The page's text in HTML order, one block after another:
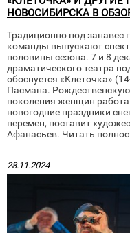
НОВОСИБИРСКА В
Традиционно под занавес
команды выпускают
половины сезона. 7 и 8
драматического театра
обоснуется «Клеточка»
Пасмана.
поколения женщин
новогодние праздники
перемен, поставит
Афанасьев. Читать
28.11.2024